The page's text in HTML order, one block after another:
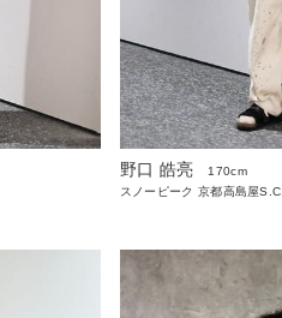
野口 皓亮
170cm
スノーピーク 京都高島屋S.C.